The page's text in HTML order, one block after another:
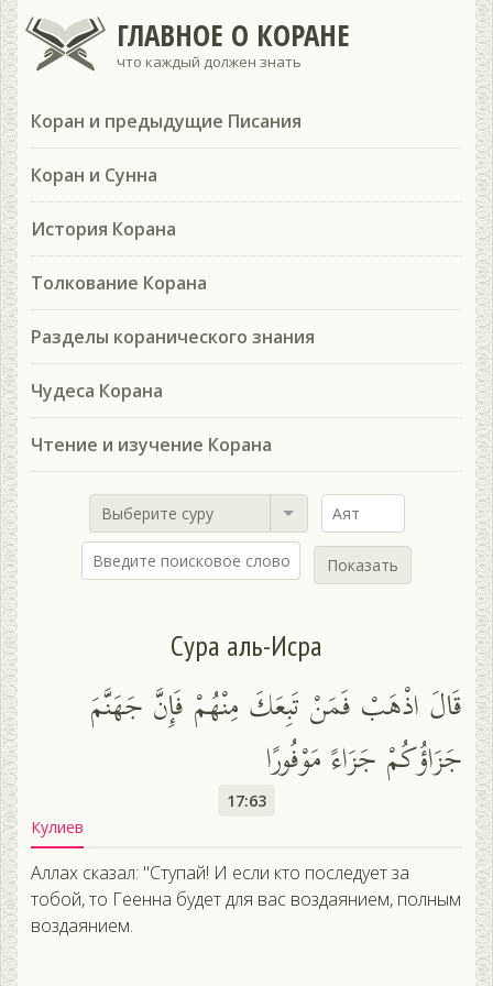
ГЛАВНОЕ О КОРАНЕ
что каждый должен знать
Коран и предыдущие Писания
Коран и Сунна
История Корана
Толкование Корана
Разделы коранического знания
Чудеса Корана
Чтение и изучение Корана
Выберите суру
Показать
Сура аль-Исра
قَالَ اذْهَبْ فَمَنْ تَبِعَكَ مِنْهُمْ فَإِنَّ جَهَنَّمَ
جَزَاؤُكُمْ جَزَاءً مَوْفُورًا
17:63
Кулиев
Аллах сказал: "Ступай! И если кто последует за
тобой, то Геенна будет для вас воздаянием, полным
воздаянием.